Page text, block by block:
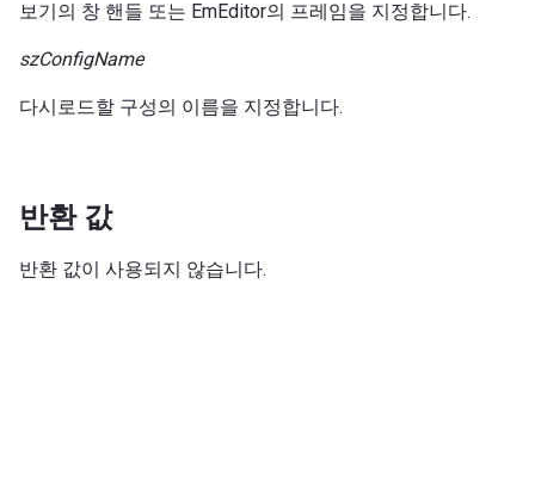
보기의 창 핸들 또는 EmEditor의 프레임을 지정합니다.
szConfigName
다시로드할 구성의 이름을 지정합니다.
반환 값
반환 값이 사용되지 않습니다.